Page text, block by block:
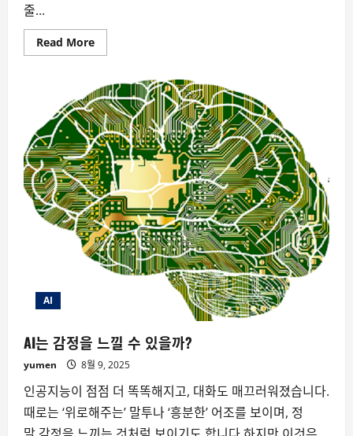
줄...
Read MoreRead
more
시
대
의
감
정
외
주
화
–
우
리
는
무
엇
을
잃
고
있
AI
AI는 감정을 느낄 수 있을까?
yumen 8월 9, 2025
인공지능이 점점 더 똑똑해지고, 대화도 매끄러워졌습니다.
때로는 ‘위로해주는’ 말투나 ‘흥분한’ 어조를 보이며, 정